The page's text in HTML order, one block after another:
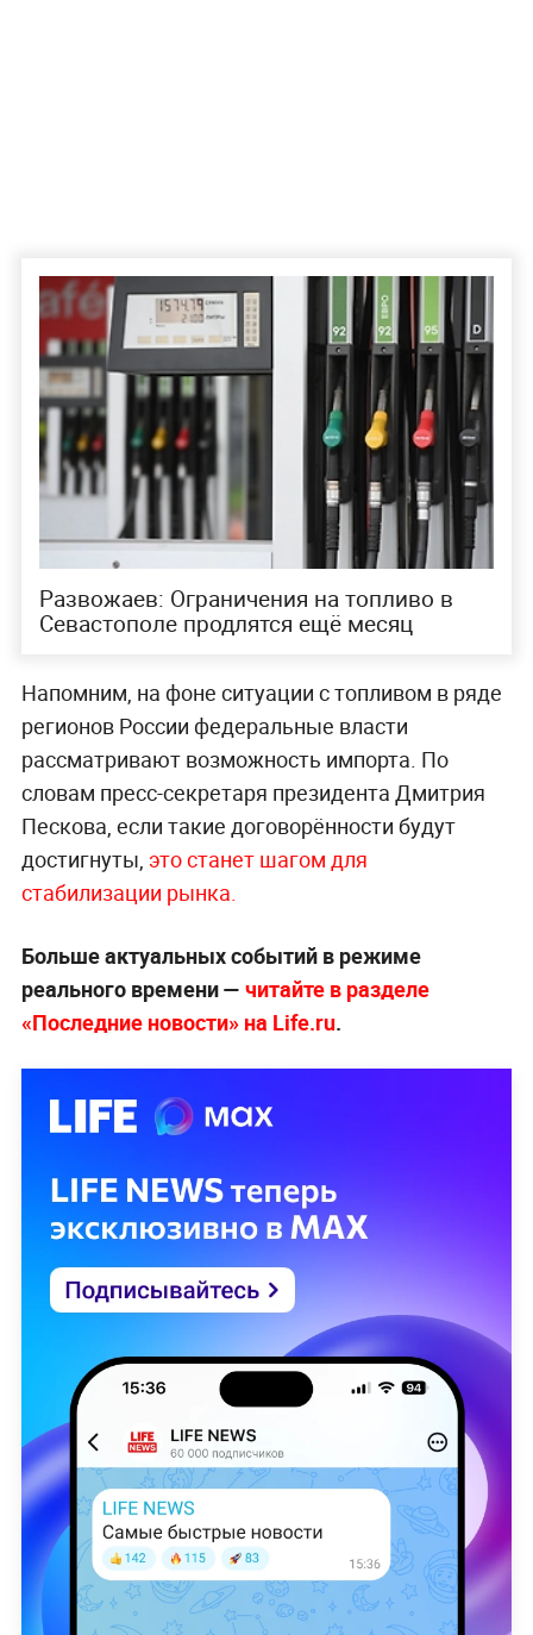
Развожаев: Ограничения на топливо в
Севастополе продлятся ещё месяц
Напомним, на фоне ситуации с топливом в ряде
регионов России федеральные власти
рассматривают возможность импорта. По
словам пресс-секретаря президента Дмитрия
Пескова, если такие договорённости будут
достигнуты, это станет шагом для
стабилизации рынка.
Больше актуальных событий в режиме
реального времени — читайте в разделе
«Последние новости» на Life.ru.